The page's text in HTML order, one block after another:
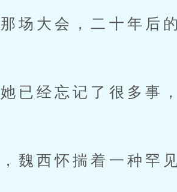
会，二十年后的
忘记了很多事，
怀揣着一种罕见